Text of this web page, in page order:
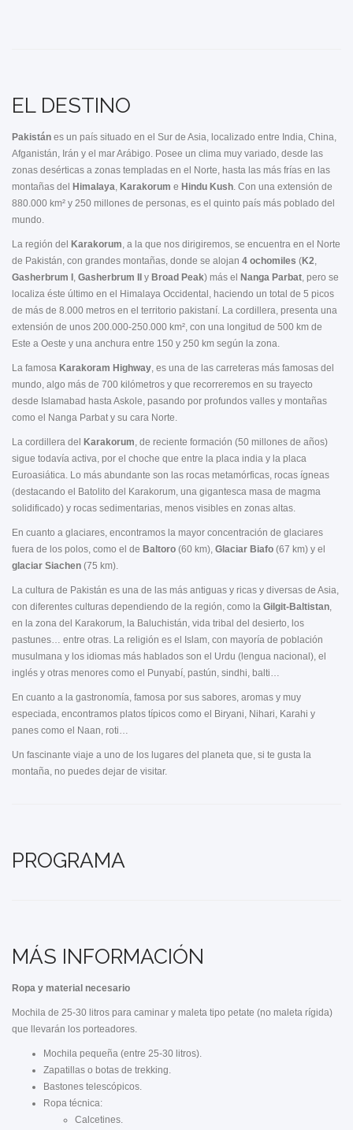
EL DESTINO
Pakistán es un país situado en el Sur de Asia, localizado entre India, China,
Afganistán, Irán y el mar Arábigo. Posee un clima muy variado, desde las
zonas desérticas a zonas templadas en el Norte, hasta las más frías en las
montañas del
Himalaya, Karakorum e Hindu Kush. Con una extensión de
880.000 km² y 250 millones de personas, es el quinto país más poblado del
mundo.
La región del Karakorum, a la que nos dirigiremos, se encuentra en el Norte
de Pakistán, con grandes montañas, donde se alojan 4 ochomiles (K2,
Gasherbrum I , Gasherbrum II y Broad Peak) más el Nanga Parbat, pero se
localiza éste último en el Himalaya Occidental, haciendo un total de 5 picos
de más de 8.000 metros en el territorio pakistaní. La cordillera, presenta una
extensión de unos 200.000-250.000 km², con una longitud de 500 km de
Este a Oeste y una anchura entre 150 y 250 km según la zona.
La famosa Karakoram Highway, es una de las carreteras más famosas del
mundo, algo más de 700 kilómetros y que recorreremos en su trayecto
desde Islamabad hasta Askole, pasando por profundos valles y montañas
como el Nanga Parbat y su cara Norte.
La cordillera del Karakorum, de reciente formación (50 millones de años)
sigue todavía activa, por el choche que entre la placa india y la placa
Euroasiática. Lo más abundante son las rocas metamórficas, rocas ígneas
(destacando el Batolito del Karakorum, una gigantesca masa de magma
solidificado) y rocas sedimentarias, menos visibles en zonas altas.
En cuanto a glaciares, encontramos la mayor concentración de glaciares
fuera de los polos, como el de Baltoro (60 km), Glaciar Biafo (67 km) y el
glaciar Siachen (75 km).
La cultura de Pakistán es una de las más antiguas y ricas y diversas de Asia,
con diferentes culturas dependiendo de la región, como la Gilgit-Baltistan,
en la zona del Karakorum, la Baluchistán, vida tribal del desierto, los
pastunes… entre otras. La religión es el Islam, con mayoría de población
musulmana y los idiomas más hablados son el Urdu (lengua nacional), el
inglés y otras menores como el Punyabí, pastún, sindhi, balti…
En cuanto a la gastronomía, famosa por sus sabores, aromas y muy
especiada, encontramos platos típicos como el Biryani, Nihari, Karahi y
panes como el Naan, roti…
Un fascinante viaje a uno de los lugares del planeta que, si te gusta la
montaña, no puedes dejar de visitar.
PROGRAMA
MÁS INFORMACIÓN
Ropa y material necesario
Mochila de 25-30 litros para caminar y maleta tipo petate (no maleta rígida)
que llevarán los porteadores.
Mochila pequeña (entre 25-30 litros).
Zapatillas o botas de trekking.
Bastones telescópicos.
Ropa técnica:
Calcetines.